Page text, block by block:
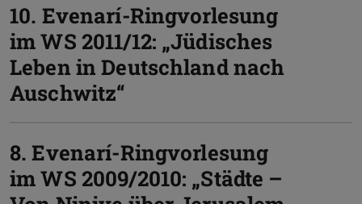
10. Evenarí-Ringvorlesung
im WS 2011/12: „Jüdisches
Leben in Deutschland nach
Auschwitz“
8. Evenarí-Ringvorlesung
im WS 2009/2010: „Städte –